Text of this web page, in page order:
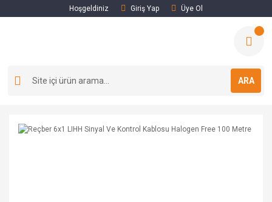
Hoşgeldiniz Giriş Yap Üye Ol
ARA